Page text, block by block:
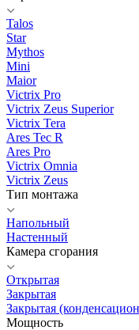
Talos
Star
Mythos
Mini
Maior
Victrix Pro
Victrix Zeus Superior
Victrix Tera
Ares Tec R
Ares Pro
Victrix Omnia
Victrix Zeus
Тип монтажа
Напольный
Настенный
Камера сгорания
Открытая
Закрытая
Закрытая
Мощность